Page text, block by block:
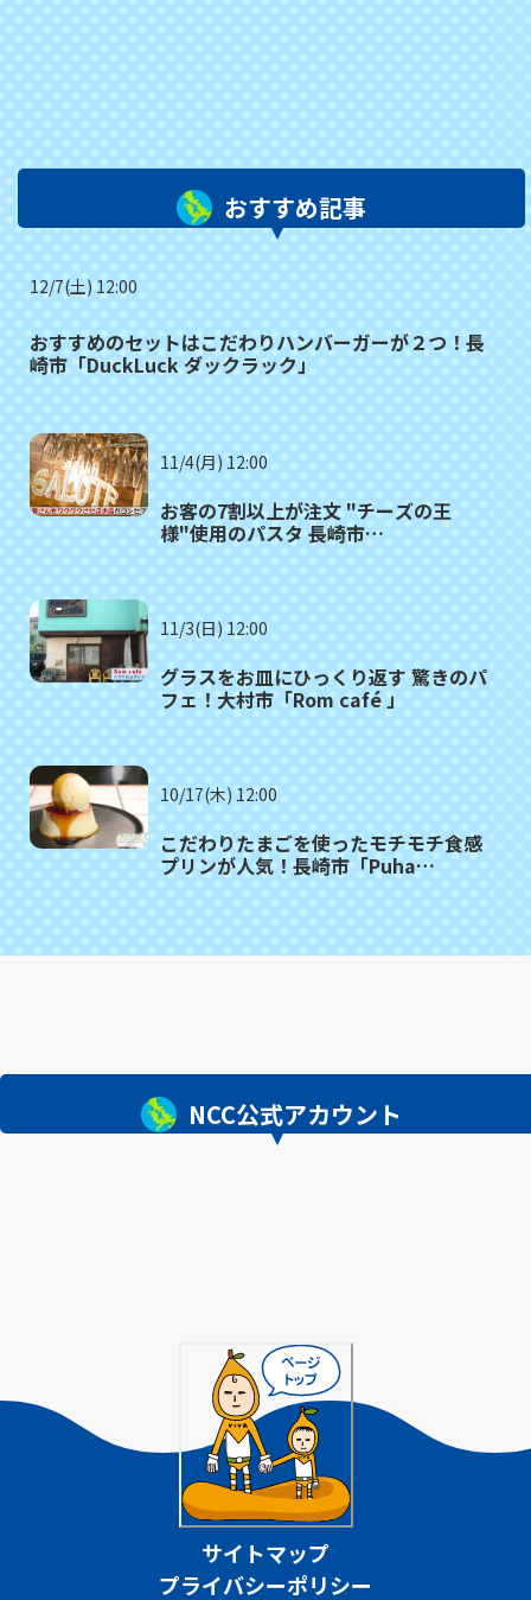
おすすめ記事
12/7(土) 12:00
おすすめのセットはこだわりハンバーガーが２つ！長
崎市「DuckLuck ダックラック」
11/4(月) 12:00
お客の7割以上が注文 "チーズの王
様"使用のパスタ 長崎市
11/3(日) 12:00
グラスをお皿にひっくり返す 驚きのパ
フェ！大村市「Rom café 」
10/17(木) 12:00
こだわりたまごを使ったモチモチ食感
プリンが人気！長崎市「Puha
NCC公式アカウント
サイトマップ
プライバシーポリシー